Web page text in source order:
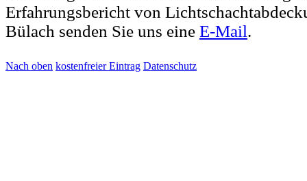
Erfahrungsbericht von
Bülach senden Sie uns eine E-Mail.
Nach oben kostenfreier Eintrag Datenschutz